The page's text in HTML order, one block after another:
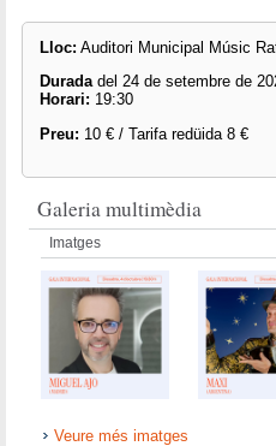
Lloc: Auditori Municipal Músic
Durada del 24 de setembre de
Horari: 19:30
Preu: 10 € / Tarifa redüida 8 €
Galeria multimèdia
Imatges
Veure més imatges